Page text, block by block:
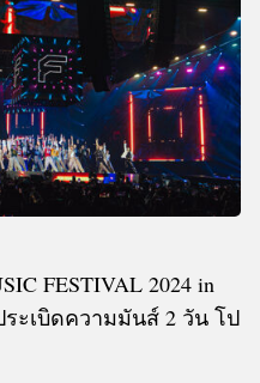
FESTIVAL 2024 in
ะเบิดความมันส์ 2 วัน โป